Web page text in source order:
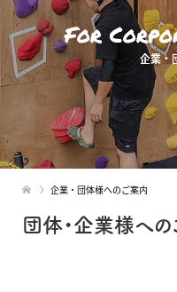
For
企業・
企業・団体様へのご案内
団体・企業様へ